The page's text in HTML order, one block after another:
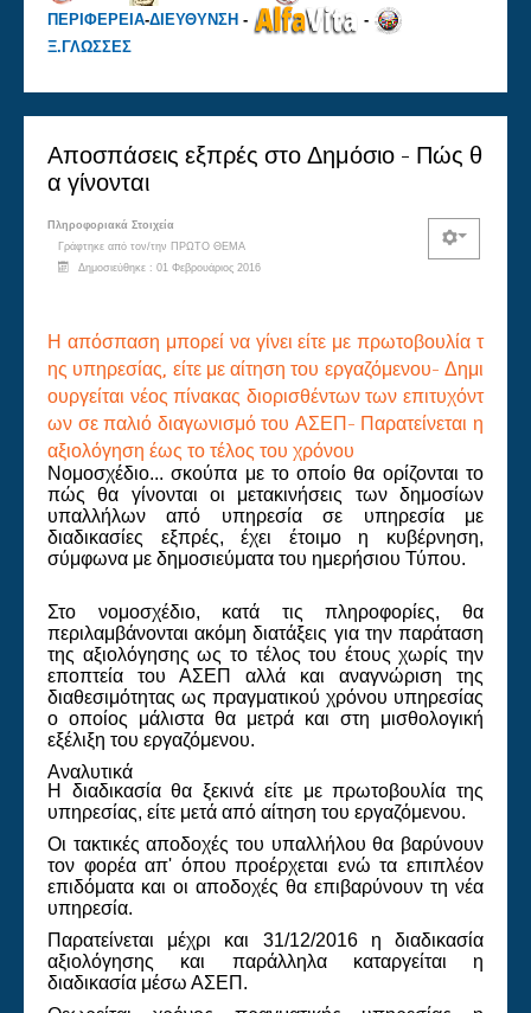
ΠΕΡΙΦΕΡΕΙΑ-ΔΙΕΥΘΥΝΣΗ -
-
Ξ.ΓΛΩΣΣΕΣ
Αποσπάσεις εξπρές στο Δημόσιο - Πώς θ
α γίνονται
Πληροφοριακά Στοιχεία
Γράφτηκε από τον/την ΠΡΩΤΟ ΘΕΜΑ
Δημοσιεύθηκε : 01 Φεβρουάριος 2016
Η απόσπαση μπορεί να γίνει είτε με πρωτοβουλία τ
ης υπηρεσίας, είτε με αίτηση του εργαζόμενου- Δημι
ουργείται νέος πίνακας διορισθέντων των επιτυχόντ
ων σε παλιό διαγωνισμό του ΑΣΕΠ- Παρατείνεται η
αξιολόγηση έως το τέλος του χρόνου
Nομοσχέδιο... σκούπα με το οποίο θα ορίζονται το
πώς θα γίνονται οι μετακινήσεις των δημοσίων
υπαλλήλων από υπηρεσία σε υπηρεσία με
διαδικασίες εξπρές, έχει έτοιμο η κυβέρνηση,
σύμφωνα με δημοσιεύματα του ημερήσιου Τύπου.
Στο νομοσχέδιο, κατά τις πληροφορίες, θα
περιλαμβάνονται ακόμη διατάξεις για την παράταση
της αξιολόγησης ως το τέλος του έτους χωρίς την
εποπτεία του ΑΣΕΠ αλλά και αναγνώριση της
διαθεσιμότητας ως πραγματικού χρόνου υπηρεσίας
ο οποίος μάλιστα θα μετρά και στη μισθολογική
εξέλιξη του εργαζόμενου.
Αναλυτικά
Η διαδικασία θα ξεκινά είτε με πρωτοβουλία της
υπηρεσίας, είτε μετά από αίτηση του εργαζόμενου.
Οι τακτικές αποδοχές του υπαλλήλου θα βαρύνουν
τον φορέα απ' όπου προέρχεται ενώ τα επιπλέον
επιδόματα και οι αποδοχές θα επιβαρύνουν τη νέα
υπηρεσία.
Παρατείνεται μέχρι και 31/12/2016 η διαδικασία
αξιολόγησης και παράλληλα καταργείται η
διαδικασία μέσω ΑΣΕΠ.